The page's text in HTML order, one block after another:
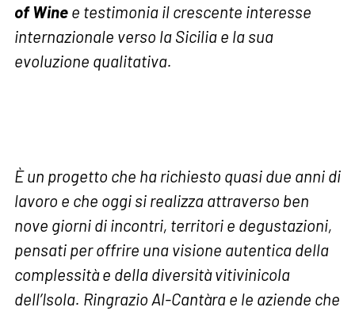
of Wine e testimonia il crescente interesse
internazionale verso la Sicilia e la sua
evoluzione qualitativa.
È un progetto che ha richiesto quasi due anni di
lavoro e che oggi si realizza attraverso ben
nove giorni di incontri, territori e degustazioni,
pensati per offrire una visione autentica della
complessità e della diversità vitivinicola
dell’Isola. Ringrazio Al-Cantàra e le aziende che